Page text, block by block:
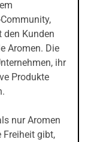
den Kunden
Aromen. Die
ihr
Produkte
nur Aromen
Freiheit gibt,